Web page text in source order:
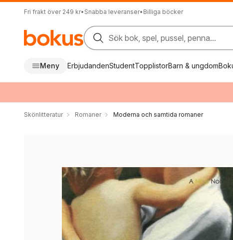
Fri frakt över 249 kr• Snabba leveranser• Billiga böcker
Sök bok, spel, pussel, penna...
Meny ErbjudandenStudentTopplistorBarn & ungdom
Skönlitteratur Romaner Moderna och samtida romaner